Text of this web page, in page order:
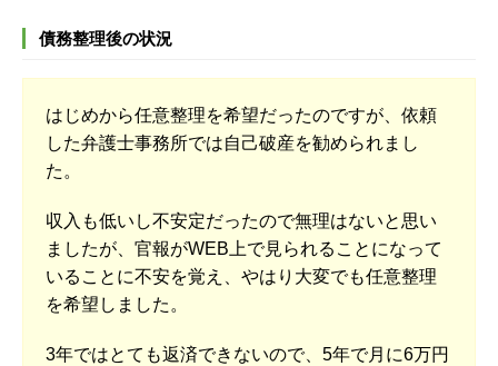
債務整理後の状況
はじめから任意整理を希望だったのですが、依頼
した弁護士事務所では自己破産を勧められまし
た。
収入も低いし不安定だったので無理はないと思い
ましたが、官報がWEB上で見られることになって
いることに不安を覚え、やはり大変でも任意整理
を希望しました。
3年ではとても返済できないので、5年で月に6万円